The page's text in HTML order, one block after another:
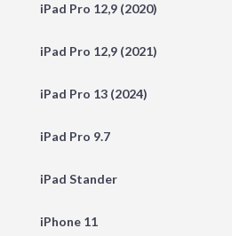
iPad Pro 12,9 (2020)
iPad Pro 12,9 (2021)
iPad Pro 13 (2024)
iPad Pro 9.7
iPad Stander
iPhone 11